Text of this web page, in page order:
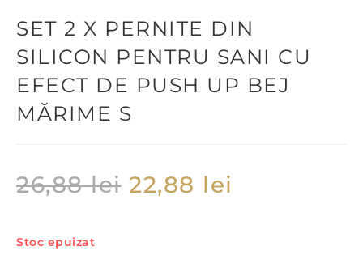
SET 2 X PERNITE DIN
SILICON PENTRU SANI CU
EFECT DE PUSH UP BEJ
MĂRIME S
26,88lei 22,88 lei
Stoc epuizat